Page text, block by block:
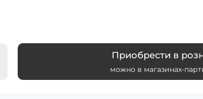
Приобрести в
можно в магазинах-